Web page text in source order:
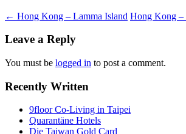
Post
navigation
← Hong Kong – Lamma Island Hong Kong –
Leave a Reply
You must be logged in to post a comment.
Recently Written
9floor Co-Living in Taipei
Quarantäne Hotels
Die Taiwan Gold Card